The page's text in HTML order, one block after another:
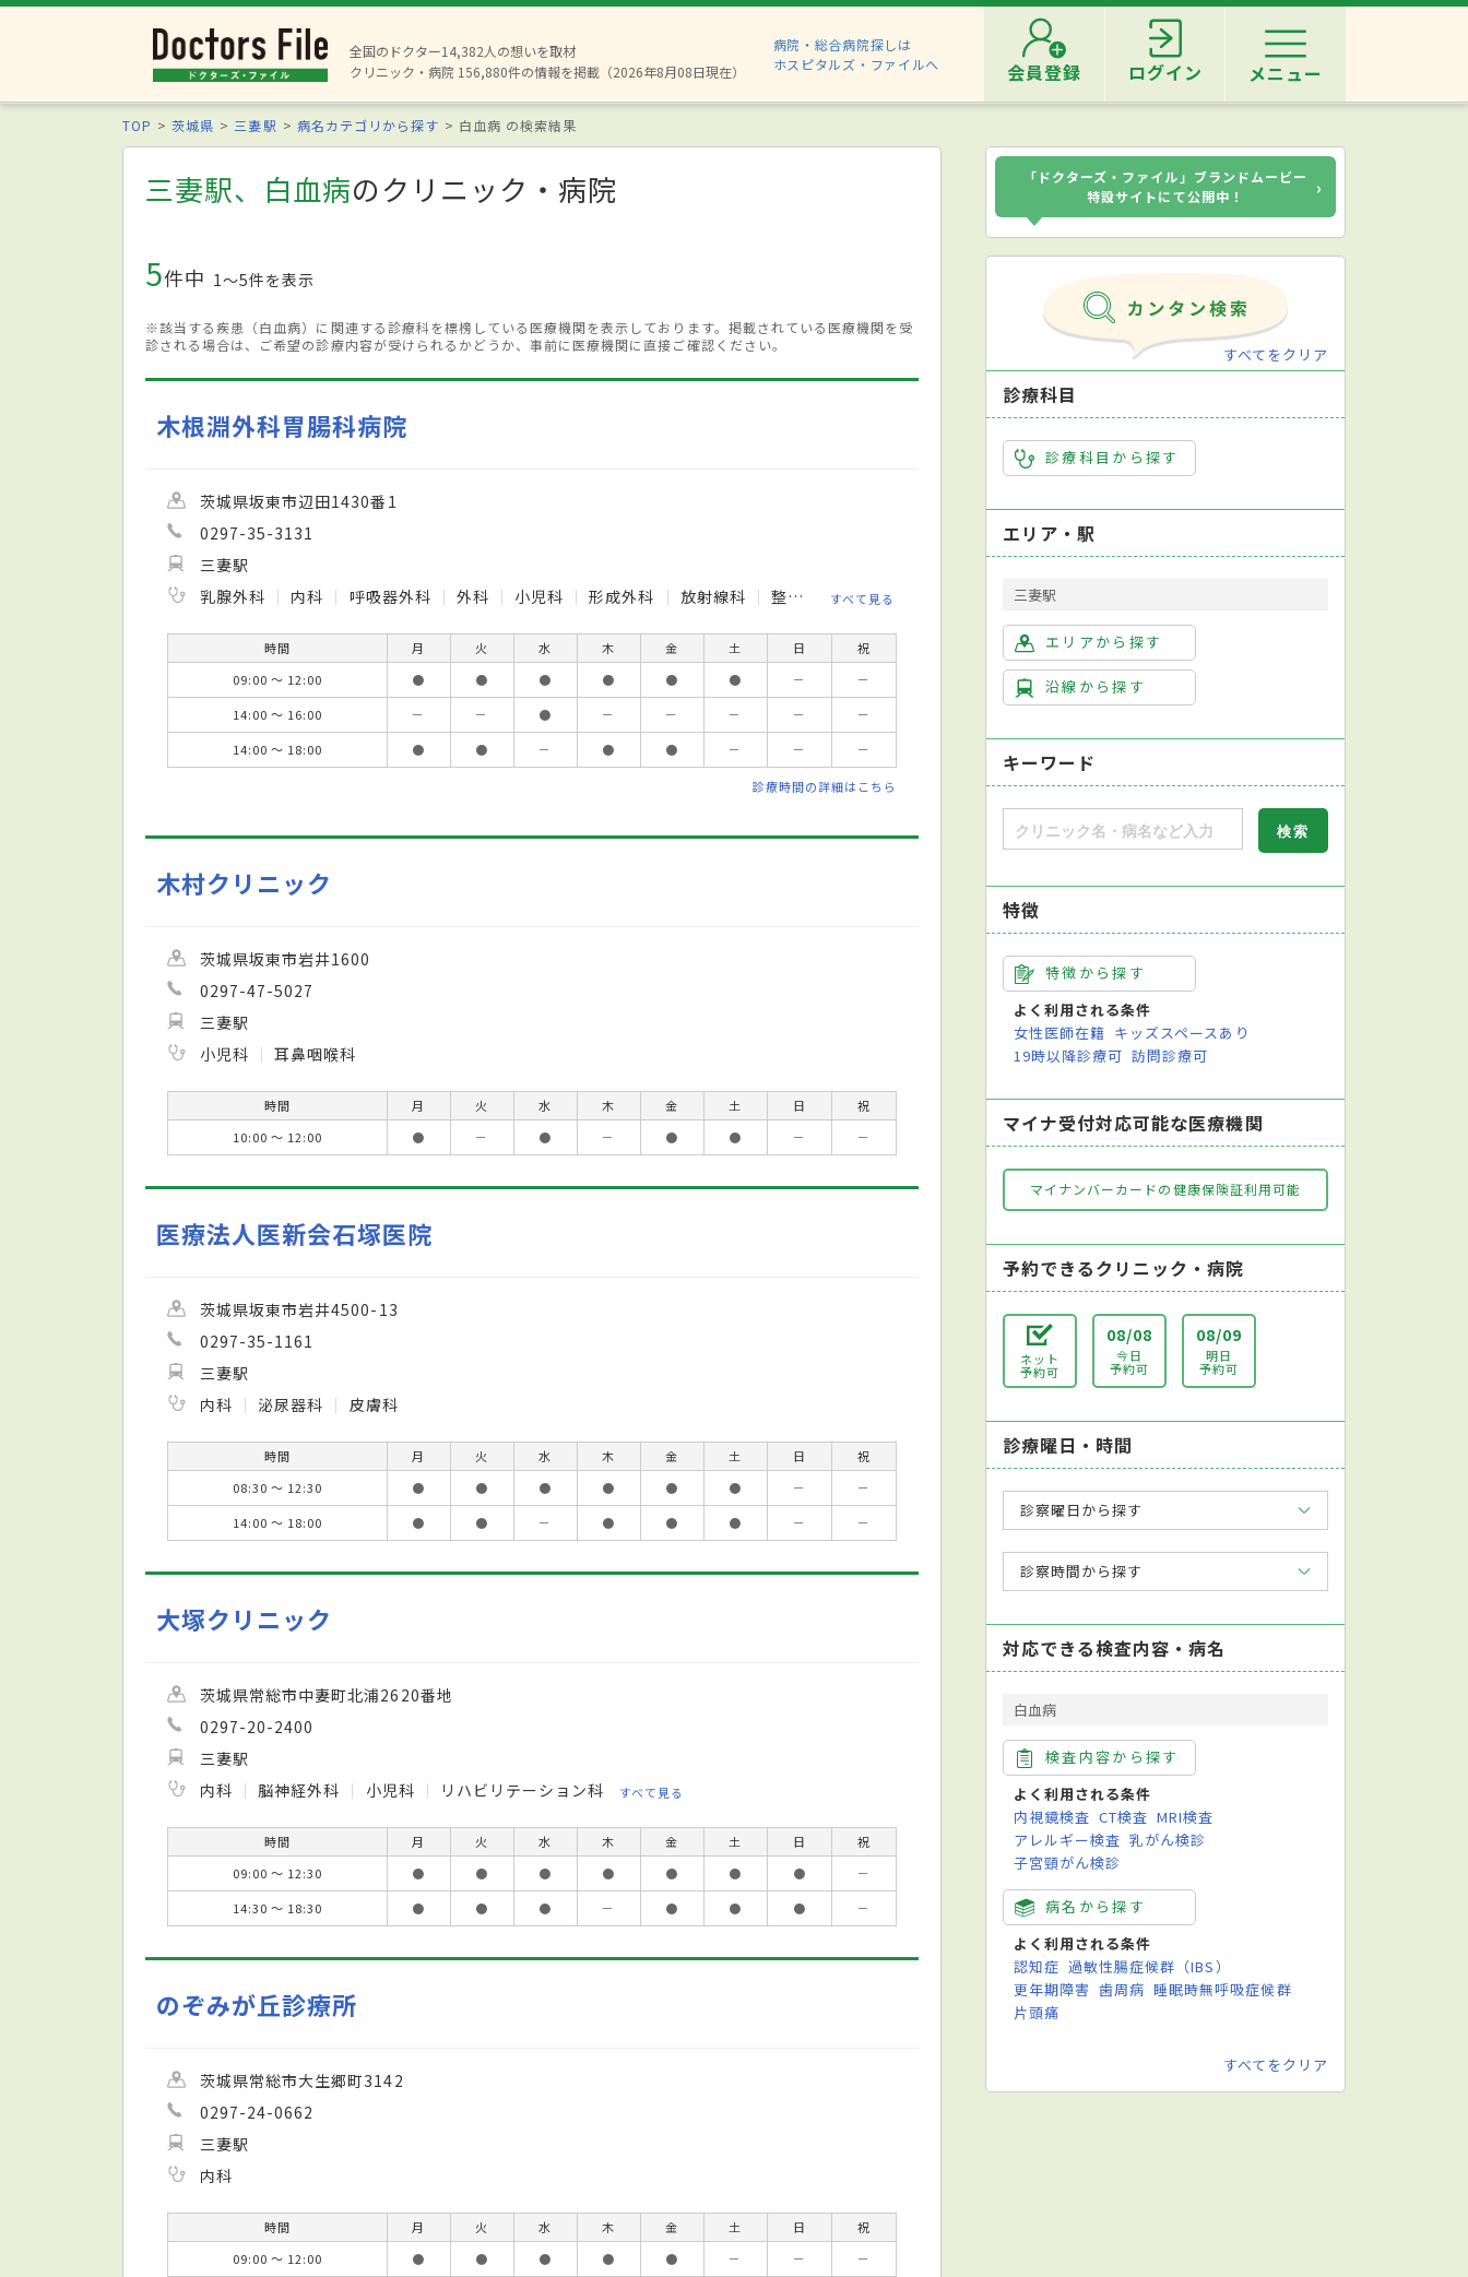
全国のドクター14,382人の想いを取材
クリニック・病院 156,880件の情報を掲載（2026年8月08日現在）
病院・総合病院探しは
ホスピタルズ・ファイルへ
会員登録 ログイン メニュー
TOP 茨城県 三妻駅 病名カテゴリから探す 白血病 の検索結果
三妻駅、白血病のクリニック・病院
5件中 1〜5件を表示
※該当する疾患（白血病）に関連する診療科を標榜している医療機関を表示しております。掲載されている医療機関を受
診される場合は、ご希望の診療内容が受けられるかどうか、事前に医療機関に直接ご確認ください。
木根淵外科胃腸科病院
茨城県坂東市辺田1430番1
0297-35-3131
三妻駅
乳腺外科
内科 呼吸器外科 外科 小児科 形成外科 放射線科 整形外科 泌尿器科 消化器外科
すべて見る
時間 月 火 水 木 金 土 日
祝
09:00 ～ 12:00
● ● ● ● ● ● －
－
14:00 ～ 16:00
－ － ● － － － －
－
14:00 ～ 18:00
● ● － ● ● － － －
診療時間の詳細はこちら
木村クリニック
茨城県坂東市岩井1600
0297-47-5027
三妻駅
小児科
耳鼻咽喉科
時間 月 火 水 木 金 土 日
祝
10:00 ～ 12:00
● － ● － ● ● － －
医療法人医新会石塚医院
茨城県坂東市岩井4500-13
0297-35-1161
三妻駅
内科
泌尿器科 皮膚科
時間 月 火 水 木 金 土 日
祝
08:30 ～ 12:30
● ● ● ● ● ● －
－
14:00 ～ 18:00
● ● － ● ● ● － －
大塚クリニック
茨城県常総市中妻町北浦2620番地
0297-20-2400
三妻駅
内科
脳神経外科 小児科 リハビリテーション科 すべて見る
時間 月 火 水 木 金 土 日
祝
09:00 ～ 12:30
● ● ● ● ● ● ●
－
14:30 ～ 18:30
● ● ● － ● ● ● －
のぞみが丘診療所
茨城県常総市大生郷町3142
0297-24-0662
三妻駅
内科
時間 月 火 水 木 金 土 日
祝
09:00 ～ 12:00
● ● ● ● ● － － －
「ドクターズ・ファイル」ブランドムービー
特設サイトにて公開中！
›
すべてをクリア
診療科目
診療科目から探す
エリア・駅
三妻駅
エリアから探す
沿線から探す
キーワード
特徴
特徴から探す
よく利用される条件
女性医師在籍 キッズスペースあり
19時以降診療可 訪問診療可
マイナ受付対応可能な医療機関
マイナンバーカードの健康保険証利用可能
予約できるクリニック・病院
ネット
予約可
08/08
今日
予約可
08/09
明日
予約可
診療曜日・時間
診察曜日から探す
診察時間から探す
対応できる検査内容・病名
白血病
検査内容から探す
よく利用される条件
内視鏡検査 CT検査 MRI検査
アレルギー検査 乳がん検診
子宮頸がん検診
病名から探す
よく利用される条件
認知症 過敏性腸症候群（IBS）
更年期障害 歯周病 睡眠時無呼吸症候群
片頭痛
すべてをクリア